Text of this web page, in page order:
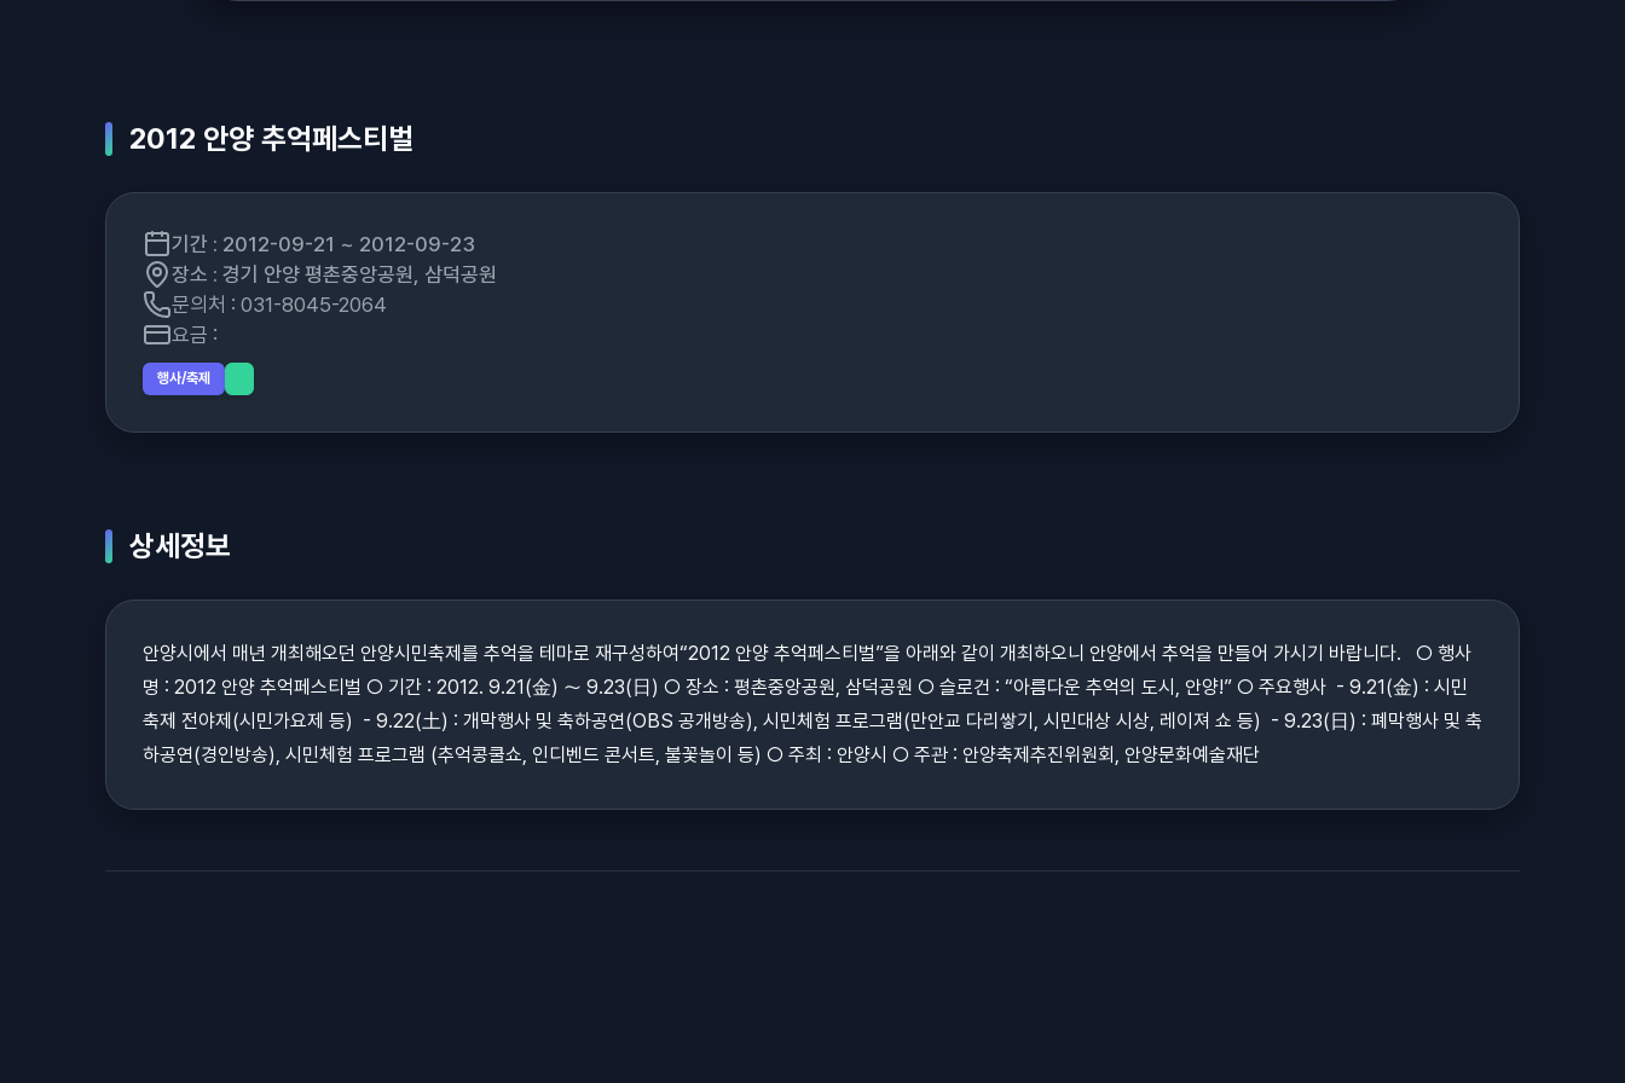
2012 안양 추억페스티벌
기간 : 2012-09-21 ~ 2012-09-23
장소 : 경기 안양 평촌중앙공원, 삼덕공원
문의처 : 031-8045-2064
요금 :
행사/축제
상세정보
안양시에서 매년 개최해오던 안양시민축제를 추억을 테마로 재구성하여“2012 안양 추억페스티벌”을 아래와 같이 개최하오니 안양에서 추억을 만들어 가시기 바랍니다. ○ 행사
명 : 2012 안양 추억페스티벌 ○ 기간 : 2012. 9.21(金) ～ 9.23(日) ○ 장소 : 평촌중앙공원, 삼덕공원 ○ 슬로건 : “아름다운 추억의 도시, 안양!” ○ 주요행사 - 9.21(金) : 시민
축제 전야제(시민가요제 등) - 9.22(土) : 개막행사 및 축하공연(OBS 공개방송), 시민체험 프로그램(만안교 다리쌓기, 시민대상 시상, 레이져 쇼 등) - 9.23(日) : 폐막행사 및 축
하공연(경인방송), 시민체험 프로그램 (추억콩쿨쇼, 인디벤드 콘서트, 불꽃놀이 등) ○ 주최 : 안양시 ○ 주관 : 안양축제추진위원회, 안양문화예술재단